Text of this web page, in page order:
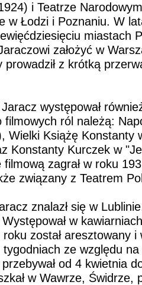
i Teatrze
w Łodzi i Poznaniu. W
miastach
założyć w
z krótką
występował
filmowych ról należą:
Wielki Książę Konstanty
Konstanty Kurczek w
zagrał w roku
związany z Teatrem
znalazł się w
w
został aresztowany i
ze względu na
od 4 kwietnia
w Wawrze, Świdrze,